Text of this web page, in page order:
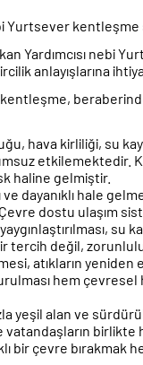
kentleşme
Yardımcısı nebi
anlayışlarına
kentleşme,
hava kirliliği, su
etkilemektedir.
haline gelmiştir.
dayanıklı hale
dostu ulaşım
su
tercih değil,
atıkların yeniden
hem çevresel
yeşil alan ve
bir çevre bırakmak